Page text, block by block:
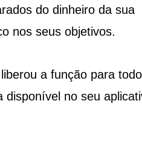
do dinheiro da sua
nos seus objetivos.
a função para
no seu